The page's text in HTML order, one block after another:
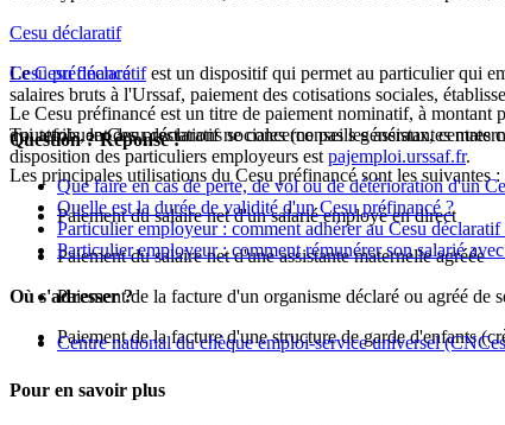
Cesu déclaratif
LeCesu déclaratifest un dispositif qui permet au particulier qui
salaires bruts à l'Urssaf, paiement des cotisations sociales,
Toutefois, le Cesu déclaratif ne concerne pas les assistantes
disposition des particuliers employeurs est pajemploi.urssaf.fr.
Cesu préfinancé
Le Cesu préfinancé est un titre de paiement nominatif, à
qui attribuent des prestations sociales (conseils généraux,
Les principales utilisations du Cesu préfinancé sont les suivantes :
Paiement du salaire net d'un salarié employé en direct
Paiement du salaire net d'une assistante maternelle agréée
Paiement de la facture d'un organisme déclaré ou agréé de
Paiement de la facture d'une structure de garde d'enfants
Question ? Réponse !
Que faire en cas de perte, de vol ou de détérioration d'un
Quelle est la durée de validité d'un Cesu préfinancé ?
Particulier employeur : comment adhérer au Cesu déclaratif
Particulier employeur : comment rémunérer son salarié
Où s'adresser ?
Centre national du chèque emploi-service universel
Pour en savoir plus